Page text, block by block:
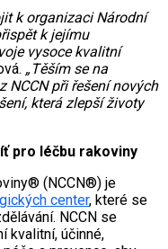
k organizaci Národní
k jejímu
vysoce kvalitní
„Těším se na
při řešení nových
která zlepší životy
pro léčbu rakoviny
(NCCN®) je
center, které se
NCCN se
kvalitní, účinné,